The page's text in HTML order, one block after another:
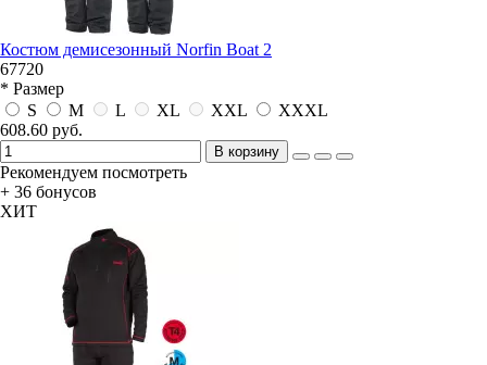
Костюм демисезонный Norfin Boat 2
67720
* Размер
S
M L XL XXL
XXXL
608.60 руб.
В корзину
Рекомендуем посмотреть
+ 36 бонусов
ХИТ